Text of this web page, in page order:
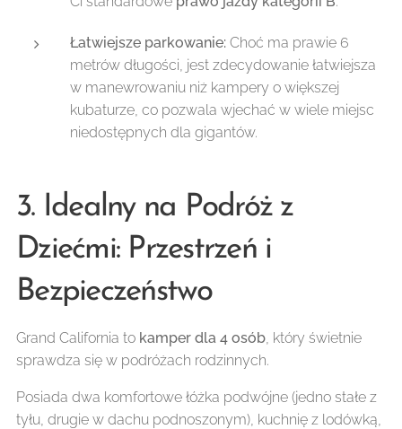
Łatwiejsze parkowanie: Choć ma prawie 6
metrów długości, jest zdecydowanie łatwiejsza
w manewrowaniu niż kampery o większej
kubaturze, co pozwala wjechać w wiele miejsc
niedostępnych dla gigantów.
3. Idealny na Podróż z
Dziećmi: Przestrzeń i
Bezpieczeństwo
Grand California to kamper dla 4 osób, który świetnie
sprawdza się w podróżach rodzinnych.
Posiada dwa komfortowe łóżka podwójne (jedno stałe z
tyłu, drugie w dachu podnoszonym), kuchnię z lodówką,